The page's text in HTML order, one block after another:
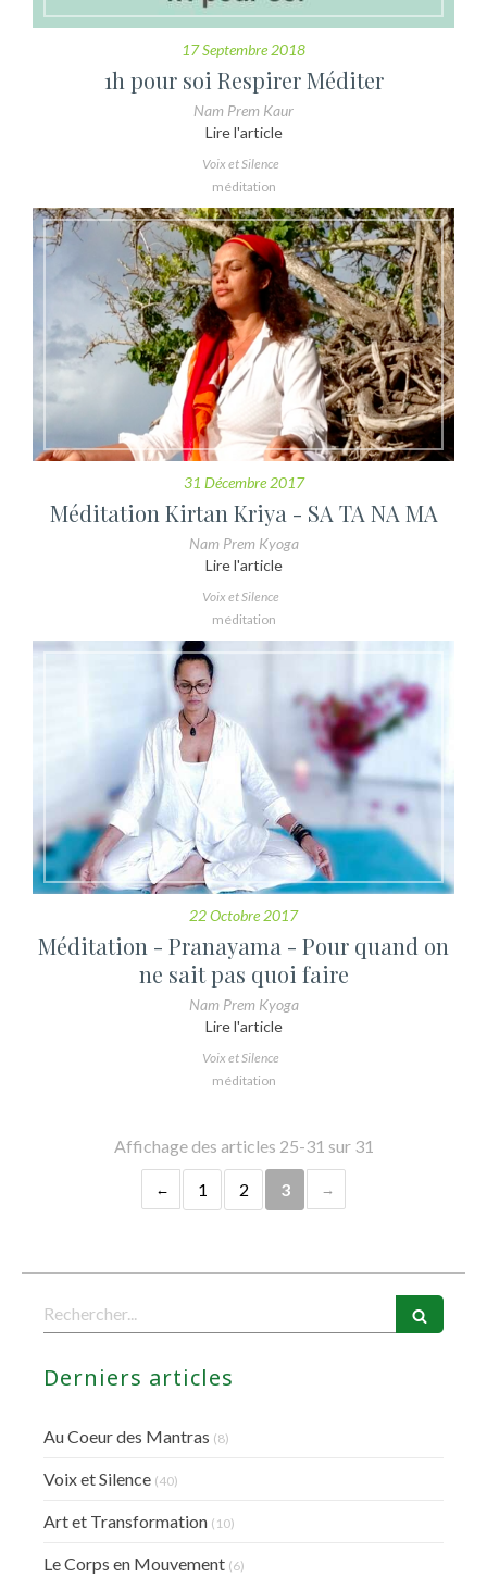
17 Septembre 2018
1h pour soi Respirer Méditer
Nam Prem Kaur
Lire l'article
Voix et Silence
méditation
31 Décembre 2017
Méditation Kirtan Kriya - SA TA NA MA
Nam Prem Kyoga
Lire l'article
Voix et Silence
méditation
22 Octobre 2017
Méditation - Pranayama - Pour quand on
ne sait pas quoi faire
Nam Prem Kyoga
Lire l'article
Voix et Silence
méditation
Affichage des articles 25-31 sur 31
1 2 3
Rechercher
Derniers articles
Au Coeur des Mantras (8)
Voix et Silence (40)
Art et Transformation (10)
Le Corps en Mouvement (6)